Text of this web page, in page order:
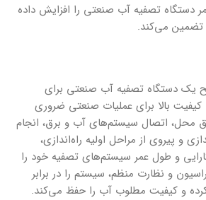
دستگاه تصفیه آب صنعتی را افزایش داده
تضمین می‌کند.
یک دستگاه تصفیه آب صنعتی برای
کیفیت بالا برای عملیات صنعتی ضروری
محل، اتصال سیستم‌های آب و برق، انجام
و پیروی از مراحل اولیه راه‌اندازی،
و طول عمر سیستم‌های تصفیه خود را
و نظارت منظم، سیستم را در برابر
و کیفیت مطلوب آب را حفظ می‌کند.